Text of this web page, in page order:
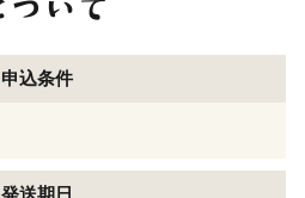
申込条件
発送期日